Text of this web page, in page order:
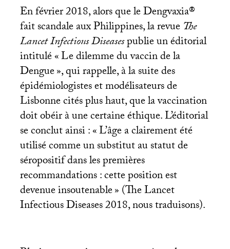
En février 2018, alors que le Dengvaxia®
fait scandale aux Philippines, la revueThe
Lancet Infectious Diseasespublie un éditorial
intitulé «Le dilemme du vaccin de la
Dengue», qui rappelle, à la suite des
épidémiologistes et modélisateurs de
Lisbonne cités plus haut, que la vaccination
doit obéir à une certaine éthique. L’éditorial
se conclut ainsi : «L’âge a clairement été
utilisé comme un substitut au statut de
séropositif dans les premières
recommandations : cette position est
devenue insoutenable» (The Lancet
Infectious Diseases 2018, nous traduisons).